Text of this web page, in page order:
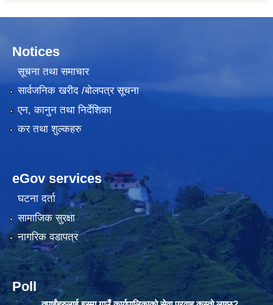
Notices
सूचना तथा समाचार
सार्वजनिक खरीद /बोलपत्र सूचना
एन, कानुन तथा निर्देशिका
कर तथा शुल्कहरु
eGov services
घटना दर्ता
सामाजिक सुरक्षा
नागरिक वडापत्र
Poll